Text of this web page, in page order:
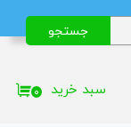
جستجو
۰ سبد خرید